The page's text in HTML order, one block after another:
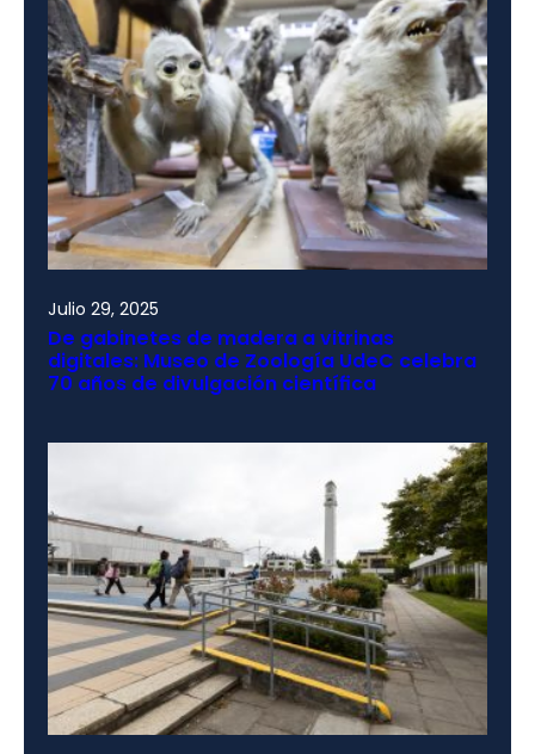
Julio 29, 2025
De gabinetes de madera a vitrinas
digitales: Museo de Zoología UdeC celebra
70 años de divulgación científica